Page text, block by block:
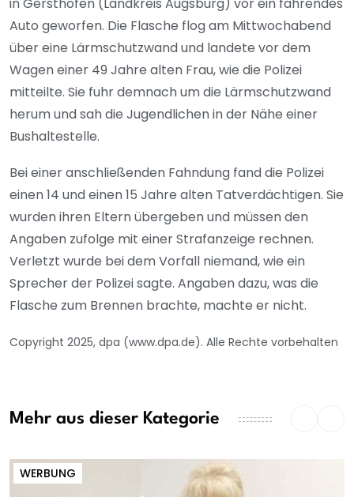
Auto geworfen. Die Flasche flog am Mittwochabend
über eine Lärmschutzwand und landete vor dem
Wagen einer 49 Jahre alten Frau, wie die Polizei
mitteilte. Sie fuhr demnach um die Lärmschutzwand
herum und sah die Jugendlichen in der Nähe einer
Bushaltestelle.
Bei einer anschließenden Fahndung fand die Polizei
einen 14 und einen 15 Jahre alten Tatverdächtigen. Sie
wurden ihren Eltern übergeben und müssen den
Angaben zufolge mit einer Strafanzeige rechnen.
Verletzt wurde bei dem Vorfall niemand, wie ein
Sprecher der Polizei sagte. Angaben dazu, was die
Flasche zum Brennen brachte, machte er nicht.
Copyright 2025, dpa (www.dpa.de). Alle Rechte vorbehalten
Mehr aus dieser Kategorie
WERBUNG